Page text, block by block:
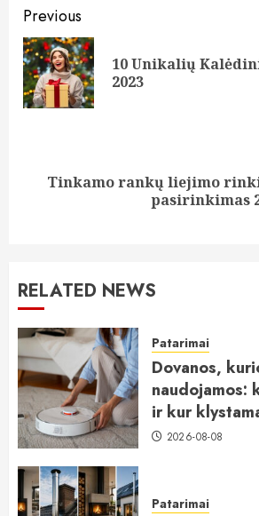
Continue
Reading
Previous
10 Unikalių
2023
NextTinkamo rankų liejimo
pasirinkimas
RELATED NEWS
Patarimai
Dovanos,
naudojamos:
ir kur
2026-08-08
Patarimai